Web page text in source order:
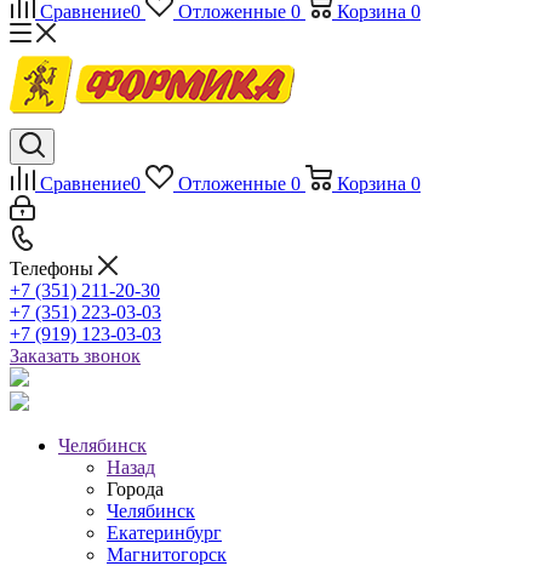
Сравнение0 Отложенные 0 Корзина 0
Сравнение0 Отложенные 0 Корзина 0
Телефоны
+7 (351) 211-20-30
+7 (351) 223-03-03
+7 (919) 123-03-03
Заказать звонок
Челябинск
Назад
Города
Челябинск
Екатеринбург
Магнитогорск